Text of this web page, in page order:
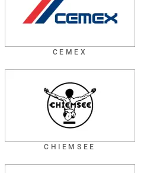
CEMEX
CHIEMSEE